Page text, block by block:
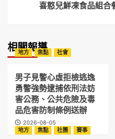
喜憨兒鮮凍食品組合
相關報導
地方 焦點 社會
男子見警心虛拒檢逃逸
勇警強勢逮捕依刑法妨
害公務、公共危險及毒
品危害防制條例送辦
2026-08-05
地方 焦點 社團 賽事